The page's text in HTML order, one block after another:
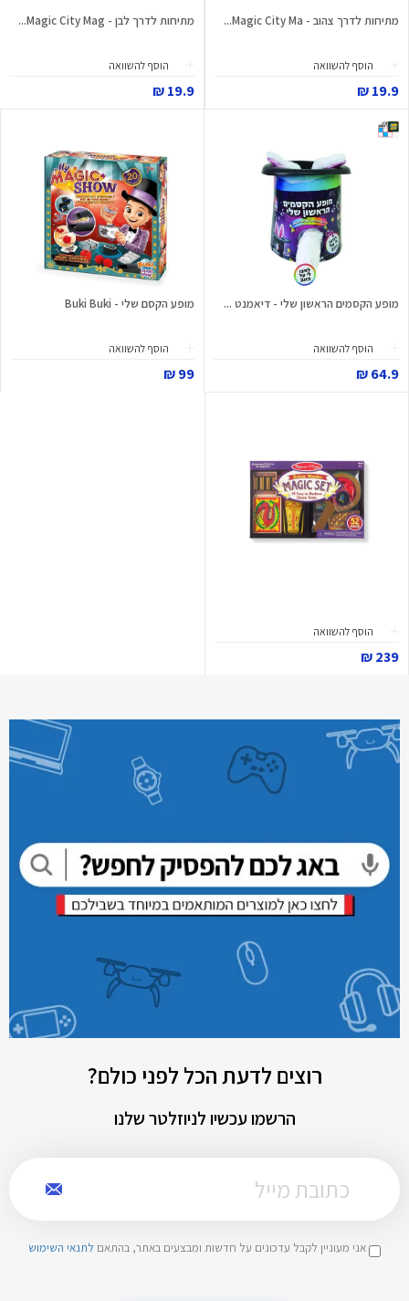
מתיחות לדרך צהוב - Magic City Ma...
הוסף להשוואה
19.9 ₪
מתיחות לדרך לבן - Magic City Mag...
הוסף להשוואה
19.9 ₪
מופע הקסמים הראשון שלי - דיאמנט ...
הוסף להשוואה
64.9 ₪
מופע הקסם שלי - Buki Buki
הוסף להשוואה
99 ₪
הוסף להשוואה
239 ₪
רוצים לדעת הכל לפני כולם?
הרשמו עכשיו לניוזלטר שלנו
אני מעוניין לקבל עדכונים על חדשות ומבצעים באתר, בהתאם לתנאי השימוש